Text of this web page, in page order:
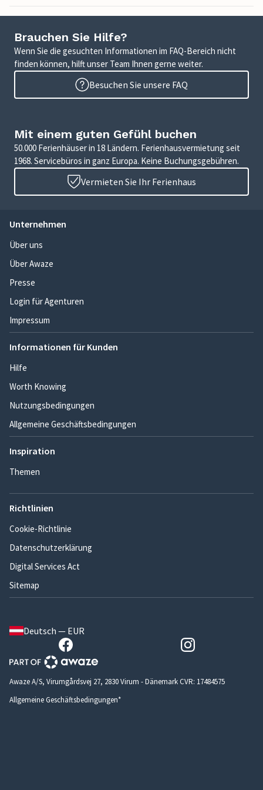
Brauchen Sie Hilfe?
Wenn Sie die gesuchten Informationen im FAQ-Bereich nicht
finden können, hilft unser Team Ihnen gerne weiter.
Besuchen Sie unsere FAQ
Mit einem guten Gefühl buchen
50.000 Ferienhäuser in 18 Ländern. Ferienhausvermietung seit
1968. Servicebüros in ganz Europa. Keine Buchungsgebühren.
Vermieten Sie Ihr Ferienhaus
Unternehmen
Über uns
Über Awaze
Presse
Login für Agenturen
Impressum
Informationen für Kunden
Hilfe
Worth Knowing
Nutzungsbedingungen
Allgemeine Geschäftsbedingungen
Inspiration
Themen
Richtlinien
Cookie-Richtlinie
Datenschutzerklärung
Digital Services Act
Sitemap
Deutsch — EUR
Awaze A/S, Virumgårdsvej 27, 2830 Virum - Dänemark CVR: 17484575
Allgemeine Geschäftsbedingungen*